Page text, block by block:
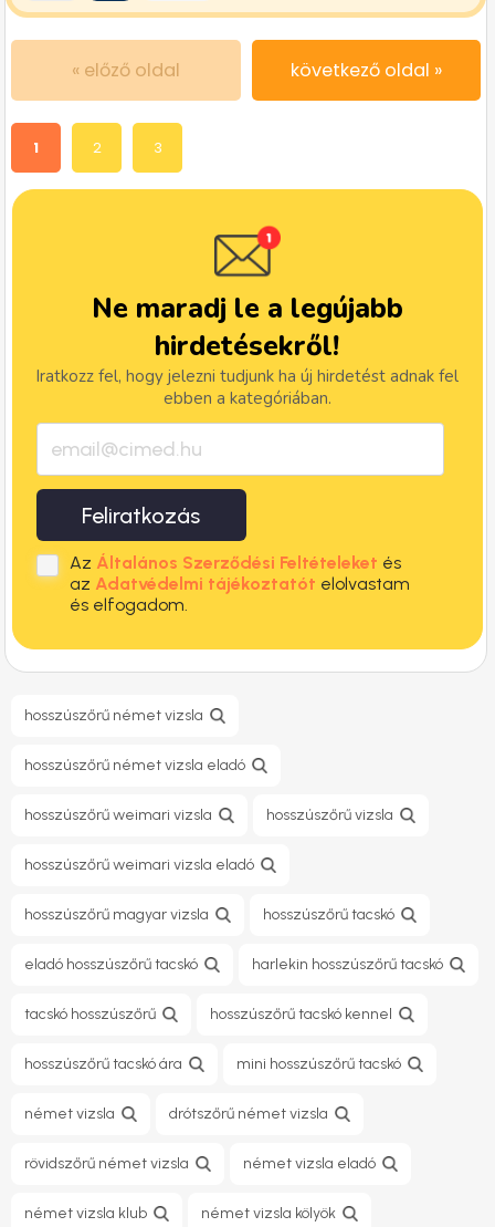
« előző oldal következő oldal »
1 2 3
Ne maradj le a legújabb
hirdetésekről!
Iratkozz fel, hogy jelezni tudjunk ha új hirdetést adnak fel
ebben a kategóriában.
Feliratkozás
Az Általános Szerződési Feltételeket és
az Adatvédelmi tájékoztatót elolvastam
és elfogadom.
hosszúszőrű német vizsla
hosszúszőrű német vizsla eladó
hosszúszőrű weimari vizsla hosszúszőrű vizsla
hosszúszőrű weimari vizsla eladó
hosszúszőrű magyar vizsla hosszúszőrű tacskó
eladó hosszúszőrű tacskó harlekin hosszúszőrű tacskó
tacskó hosszúszőrű hosszúszőrű tacskó kennel
hosszúszőrű tacskó ára mini hosszúszőrű tacskó
német vizsla drótszőrű német vizsla
rövidszőrű német vizsla német vizsla eladó
német vizsla klub német vizsla kölyök